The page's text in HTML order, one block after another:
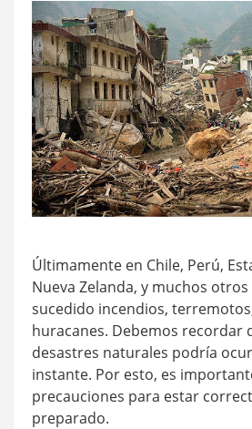
Últimamente en Chile, Perú,
Nueva Zelanda, y muchos otros
sucedido incendios,
huracanes. Debemos recordar
desastres naturales podría
instante. Por esto, es
precauciones para estar
preparado.